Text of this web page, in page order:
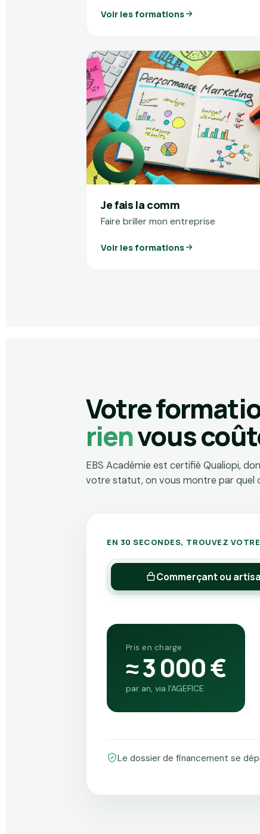
Voir les formations
Je fais la comm
Faire briller mon entreprise
Voir les formations
Votre
rienvous
EBS Académie est certifié Qualiopi,
votre statut, on vous montre par quel
EN 30 SECONDES, TROUVEZ
Commerçant ou
Pris en charge
≈ 3 000 €
par an, via l'AGEFICE
Le dossier de financement se